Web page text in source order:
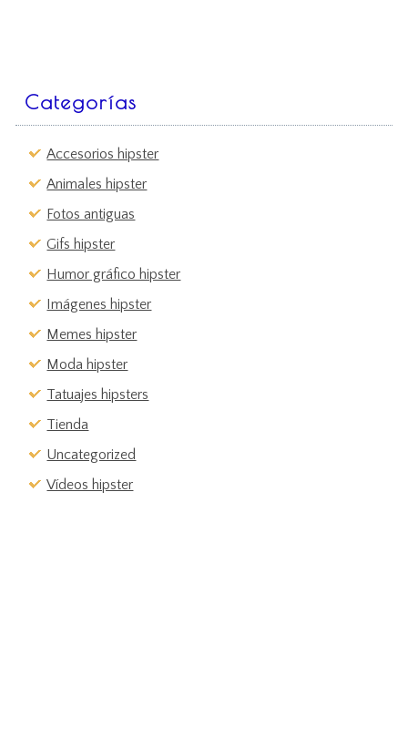
Categorías
Accesorios hipster
Animales hipster
Fotos antiguas
Gifs hipster
Humor gráfico hipster
Imágenes hipster
Memes hipster
Moda hipster
Tatuajes hipsters
Tienda
Uncategorized
Vídeos hipster